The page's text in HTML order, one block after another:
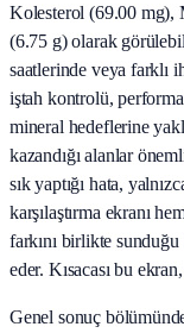
Kolesterol (69.00
(6.75 g) olarak
saatlerinde veya farklı
iştah kontrolü,
mineral hedeflerine
kazandığı alanlar
sık yaptığı hata,
karşılaştırma ekranı
farkını birlikte
eder. Kısacası bu
Genel sonuç